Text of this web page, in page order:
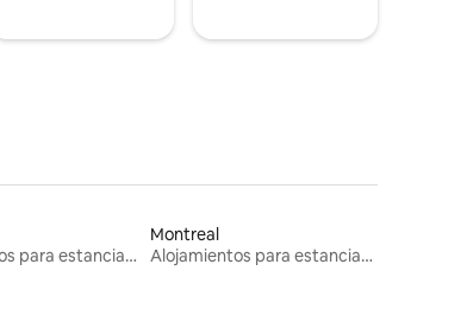
Alojamientos para estancias largas
Montreal
Alojamientos para estancias largas